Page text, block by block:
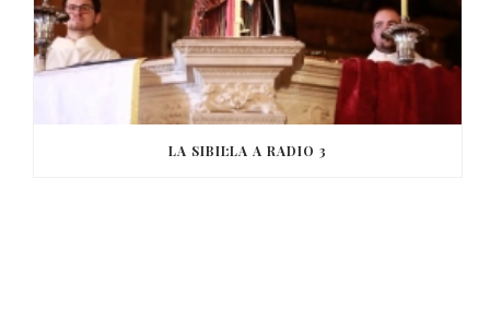
LA SIBIL·LA A RADIO 3